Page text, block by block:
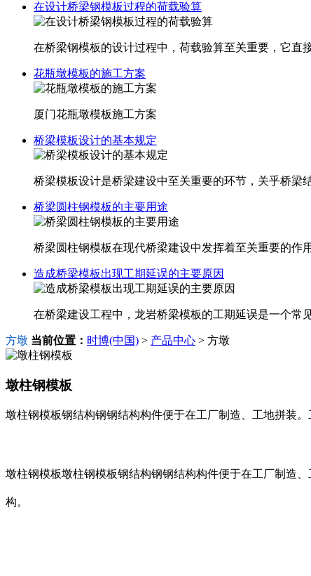
在设计桥梁钢模板过程的荷载验算
在桥梁钢模板的设计过程中，荷载验算至关重要，它直
花瓶墩模板的施工方案
厦门花瓶墩模板施工方案
桥梁模板设计的基本规定
桥梁模板设计是桥梁建设中至关重要的环节，关乎桥梁
桥梁圆柱钢模板的主要用途
桥梁圆柱钢模板在现代桥梁建设中发挥着至关重要的作用
造成桥梁模板出现工期延误的主要原因
在桥梁建设工程中，龙岩桥梁模板的工期延误是一个常
方墩 当前位置： 时博(中国) > 产品中心 > 方墩
墩柱钢模板
墩柱钢模板钢结构钢钢结构构件便于在工厂制造、工地拼装
墩柱钢模板墩柱钢模板钢结构钢钢结构构件便于在工厂制造
构。